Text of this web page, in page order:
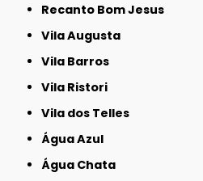
Recanto Bom Jesus
Vila Augusta
Vila Barros
Vila Ristori
Vila dos Telles
Água Azul
Água Chata